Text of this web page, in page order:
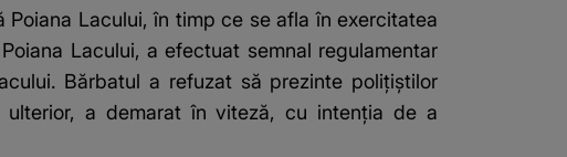
Lacului, în timp ce se afla în exercitatea
Lacului, a efectuat semnal regulamentar
Bărbatul a refuzat să prezinte poliţiştilor
ulterior, a demarat în viteză, cu intenţia de a